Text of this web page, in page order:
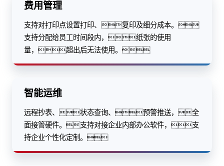
费用管理
支持对打印点设置打印、复印及细分成本。
支持分配给员工时间段内，纸张的使用
量，超出后无法使用。
智能运维
远程抄表、状态查询、预警推送，全
面接管硬件。支持对接企业内部办公软件，支
持企业个性化定制。